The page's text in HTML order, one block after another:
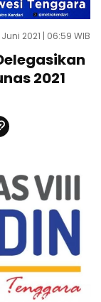
2021 | 06:59 WIB
2021